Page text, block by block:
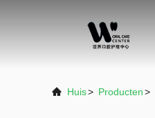
Huis> Producten>